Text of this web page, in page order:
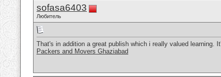
sofasa6403
Любитель
That's in addition a great publish which i really valued
Packers and Movers Ghaziabad